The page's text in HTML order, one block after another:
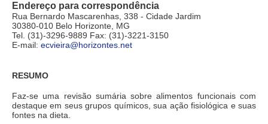
Endereço para correspondência
Rua Bernardo Mascarenhas, 338 - Cidade Jardim
30380-010 Belo Horizonte, MG
Tel. (31)-3296-9889 Fax: (31)-3221-3150
E-mail: ecvieira@horizontes.net
RESUMO
Faz-se uma revisão sumária sobre alimentos funcionais com
destaque em seus grupos químicos, sua ação fisiológica e suas
fontes na dieta.